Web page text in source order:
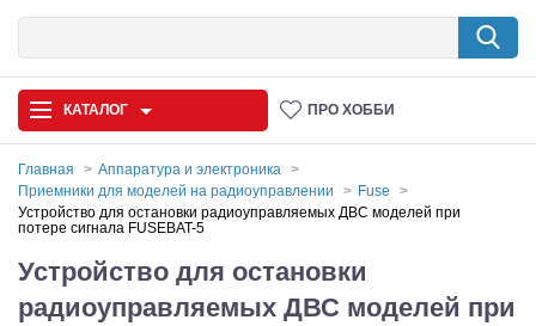
КАТАЛОГ ПРО ХОББИ
Автомодели
Запчасти и аксессуары
Игрушки
Главная
Аппаратура и электроника
Приемники для моделей на радиоуправлении
Fuse
Устройство для остановки радиоуправляемых ДВС моделей при
потере сигнала FUSEBAT-5
Устройство для остановки
радиоуправляемых ДВС моделей при